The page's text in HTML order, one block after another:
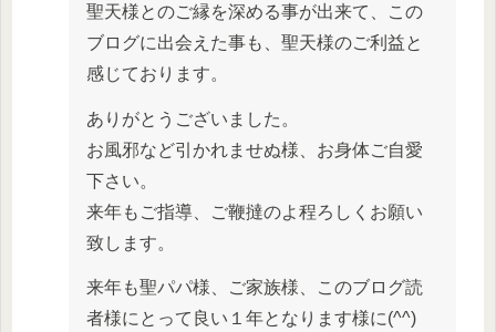
聖天様とのご縁を深める事が出来て、この
ブログに出会えた事も、聖天様のご利益と
感じております。
ありがとうございました。
お風邪など引かれませぬ様、お身体ご自愛
下さい。
来年もご指導、ご鞭撻のよ程ろしくお願い
致します。
来年も聖パパ様、ご家族様、このブログ読
者様にとって良い１年となります様に(^^)